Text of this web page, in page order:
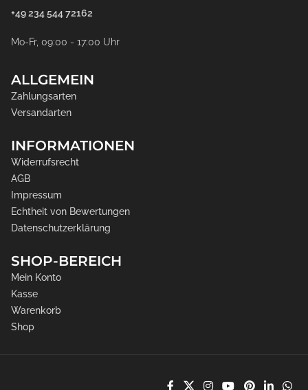
+49 234 544 72162
Mo-Fr, 09:00 - 17:00 Uhr
ALLGEMEIN
Zahlungsarten
Versandarten
INFORMATIONEN
Widerrufsrecht
AGB
Impressum
Echtheit von Bewertungen
Datenschutzerklärung
SHOP-BEREICH
Mein Konto
Kasse
Warenkorb
Shop